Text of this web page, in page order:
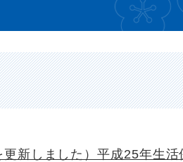
更新しました）平成25年生活